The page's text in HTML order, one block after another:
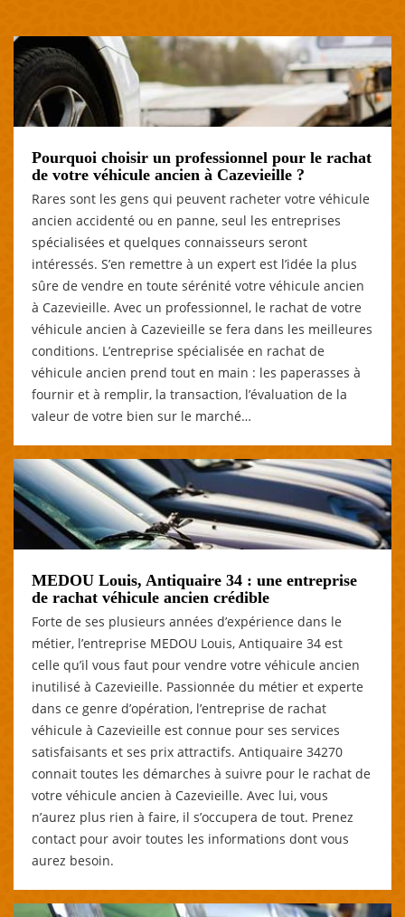
Pourquoi choisir un professionnel pour le rachat
de votre véhicule ancien à Cazevieille ?
Rares sont les gens qui peuvent racheter votre véhicule
ancien accidenté ou en panne, seul les entreprises
spécialisées et quelques connaisseurs seront
intéressés. S’en remettre à un expert est l’idée la plus
sûre de vendre en toute sérénité votre véhicule ancien
à Cazevieille. Avec un professionnel, le rachat de votre
véhicule ancien à Cazevieille se fera dans les meilleures
conditions. L’entreprise spécialisée en rachat de
véhicule ancien prend tout en main : les paperasses à
fournir et à remplir, la transaction, l’évaluation de la
valeur de votre bien sur le marché…
MEDOU Louis, Antiquaire 34 : une entreprise
de rachat véhicule ancien crédible
Forte de ses plusieurs années d’expérience dans le
métier, l’entreprise MEDOU Louis, Antiquaire 34 est
celle qu’il vous faut pour vendre votre véhicule ancien
inutilisé à Cazevieille. Passionnée du métier et experte
dans ce genre d’opération, l’entreprise de rachat
véhicule à Cazevieille est connue pour ses services
satisfaisants et ses prix attractifs. Antiquaire 34270
connait toutes les démarches à suivre pour le rachat de
votre véhicule ancien à Cazevieille. Avec lui, vous
n’aurez plus rien à faire, il s’occupera de tout. Prenez
contact pour avoir toutes les informations dont vous
aurez besoin.